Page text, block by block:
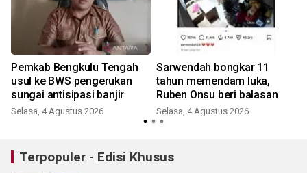
Pemkab Bengkulu Tengah
usul ke BWS pengerukan
sungai antisipasi banjir
Selasa, 4 Agustus 2026
Sarwendah bongkar 11
tahun memendam luka,
Ruben Onsu beri balasan
Selasa, 4 Agustus 2026
Terpopuler - Edisi Khusus